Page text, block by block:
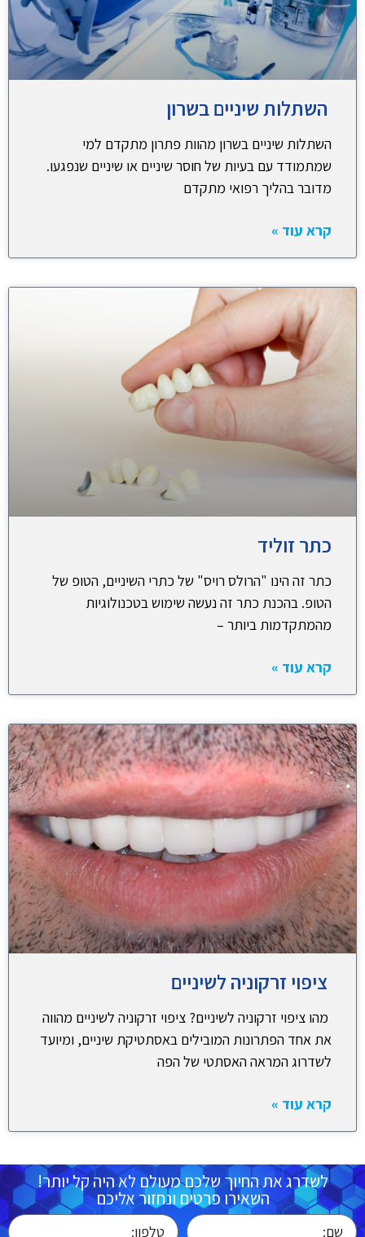
השתלות שיניים בשרון
השתלות שיניים בשרון מהוות פתרון מתקדם למי
שמתמודד עם בעיות של חוסר שיניים או שיניים שנפגעו.
מדובר בהליך רפואי מתקדם
קרא עוד »
כתר זוליד
כתר זה הינו "הרולס רויס" של כתרי השיניים, הטופ של
הטופ. בהכנת כתר זה נעשה שימוש בטכנולוגיות
מהמתקדמות ביותר –
קרא עוד »
ציפוי זרקוניה לשיניים
מהו ציפוי זרקוניה לשיניים? ציפוי זרקוניה לשיניים מהווה
את אחד הפתרונות המובילים באסתטיקת שיניים, ומיועד
לשדרוג המראה האסתטי של הפה
קרא עוד »
לשדרג את החיוך שלכם מעולם לא היה קל יותר!
השאירו פרטים ונחזור אליכם